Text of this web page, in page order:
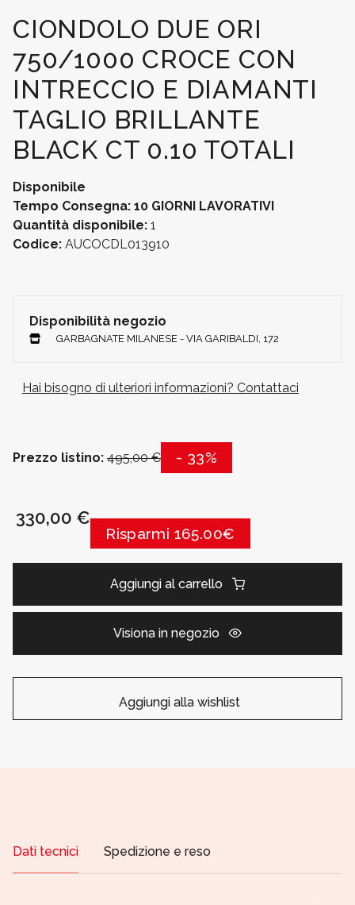
CIONDOLO DUE ORI
750/1000 CROCE CON
INTRECCIO E DIAMANTI
TAGLIO BRILLANTE
BLACK CT 0.10 TOTALI
Disponibile
Tempo Consegna: 10 GIORNI LAVORATIVI
Quantità disponibile: 1
Codice: AUCOCDL013910
Disponibilità negozio
GARBAGNATE MILANESE - VIA GARIBALDI, 172
Hai bisogno di ulteriori informazioni? Contattaci
Prezzo listino: 495,00 € - 33%
330,00 €
Risparmi 165.00€
Aggiungi al carrello
Visiona in negozio
Aggiungi alla wishlist
Dati tecnici Spedizione e reso